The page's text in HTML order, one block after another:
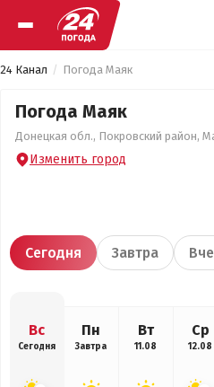
24 Канал Погода Маяк
Погода Маяк
Донецкая обл., Покровский район,
Изменить город
Сегодня Завтра
Вс
Сегодня
Пн
Завтра
Вт
11.08
Ср
12.08